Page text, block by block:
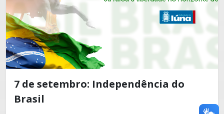
7 de setembro: Independência do
Brasil